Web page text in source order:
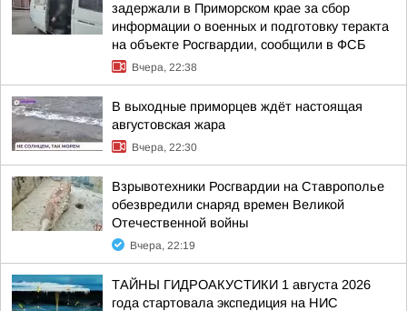
задержали в Приморском крае за сбор
информации о военных и подготовку теракта
на объекте Росгвардии, сообщили в ФСБ
Вчера, 22:38
В выходные приморцев ждёт настоящая
августовская жара
Вчера, 22:30
Взрывотехники Росгвардии на Ставрополье
обезвредили снаряд времен Великой
Отечественной войны
Вчера, 22:19
ТАЙНЫ ГИДРОАКУСТИКИ 1 августа 2026
года стартовала экспедиция на НИС